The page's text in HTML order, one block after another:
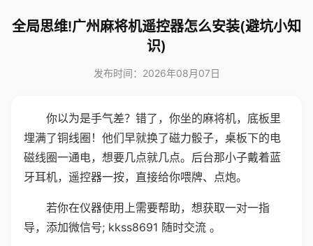
全局思维!广州麻将机遥控器怎么安装(避坑小知
识)
发布时间：2026年08月07日
你以为是手气差？错了，你坐的麻将机，底板里
埋满了铜线圈！他们早就换了磁力骰子，桌板下的电
磁线圈一通电，想要几点就几点。后台那小子戴着蓝
牙耳机，遥控器一按，直接给你喂牌、点炮。
若你在仪器使用上需要帮助，想获取一对一指
导，添加微信号; kkss8691 随时交流 。